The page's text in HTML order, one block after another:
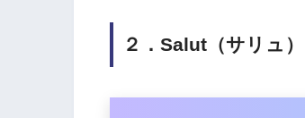
２．Salut（サリュ